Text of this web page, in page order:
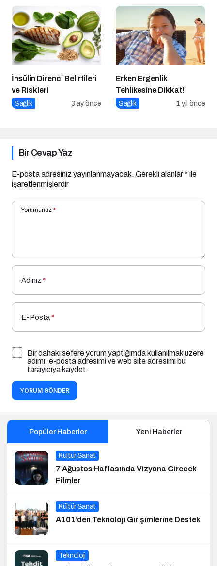
İnsülin Direnci Belirtileri
ve Riskleri
Sağlık 3 ay önce
Erken Ergenlik
Tehlikesine Dikkat!
Sağlık 1 yıl önce
Bir Cevap Yaz
E-posta adresiniz yayınlanmayacak. Gerekli alanlar* ile
işaretlenmişlerdir
Yorumunuz *
Adınız *
E-Posta*
Bir dahaki sefere yorum yaptığımda kullanılmak üzere
adımı, e-posta adresimi ve web site adresimi bu
tarayıcıya kaydet.
YORUM GÖNDER
Popüler Haberler Yeni Haberler
Kültür Sanat
7 Ağustos Haftasında Vizyona Girecek
Filmler
Kültür Sanat
A101’den Teknoloji Girişimlerine Destek
Teknoloji